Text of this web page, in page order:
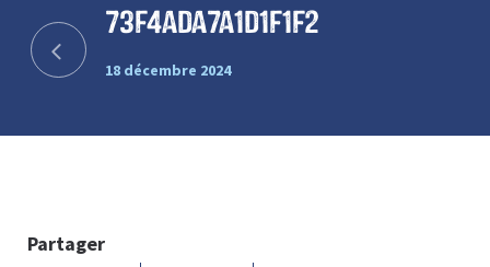
73f4ada7a1d1f1f2
18 décembre 2024
Partager